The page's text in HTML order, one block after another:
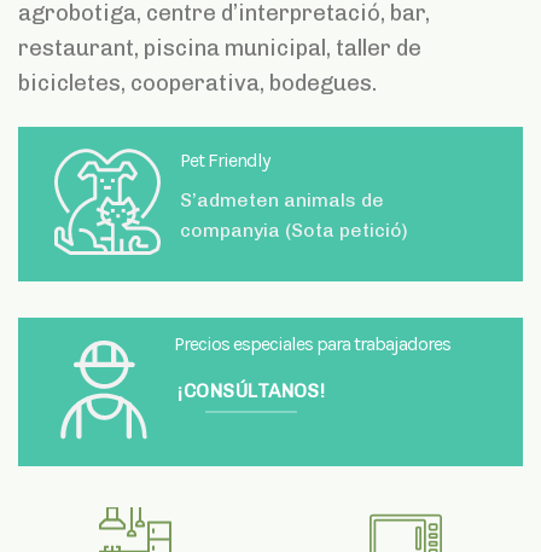
S’admeten animals de
companyia (Sota petició)
Precios especiales para trabajadores
¡CONSÚLTANOS!